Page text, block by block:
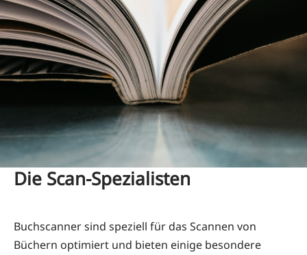
Die Scan-Spezialisten
Buch­scan­ner sind spe­zi­ell für das Scan­nen von
Büchern opti­miert und bie­ten eini­ge beson­de­re